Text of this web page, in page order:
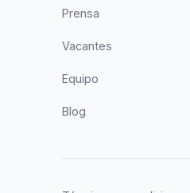
Prensa
Vacantes
Equipo
Blog